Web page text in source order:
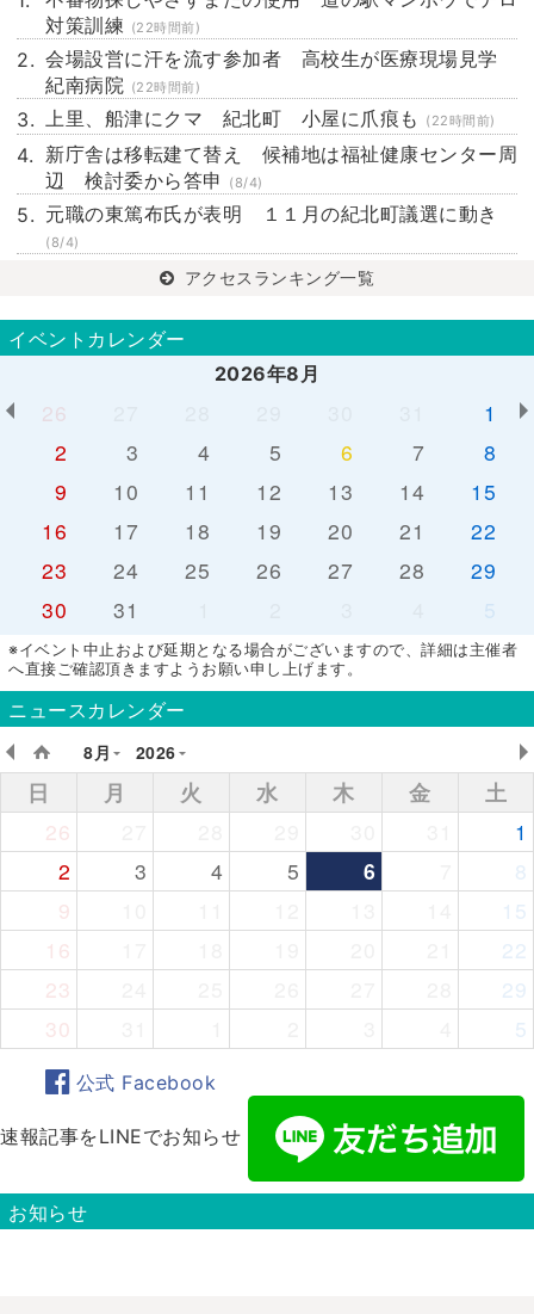
対策訓練 (22時間前)
会場設営に汗を流す参加者 高校生が医療現場見学
紀南病院 (22時間前)
上里、船津にクマ 紀北町 小屋に爪痕も (22時間前)
新庁舎は移転建て替え 候補地は福祉健康センター周
辺 検討委から答申
(8/4)
元職の東篤布氏が表明 １１月の紀北町議選に動き
(8/4)
アクセスランキング一覧
イベントカレンダー
2026年8月
26
1
2
3 4 5 6 7
8
9
10 11 12 13 14
15
16
17 18 19 20 21
22
23
24 25 26 27 28
29
30
31 5
※イベント中止および延期となる場合がございますので、詳細は主催者
へ直接ご確認頂きますようお願い申し上げます。
ニュースカレンダー
8月
2026
日 月 火 水 木 金
土
26
1
2
3 4 5 6
8
9
15
16
22
23
29
30
5
公式 Facebook
速報記事をLINEでお知らせ
お知らせ